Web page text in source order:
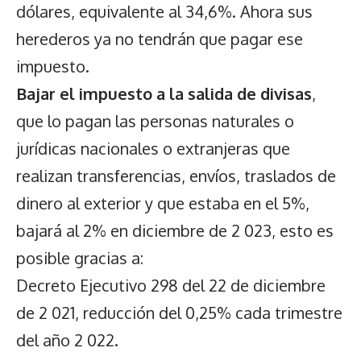
dólares, equivalente al 34,6%. Ahora sus
herederos ya no tendrán que pagar ese
impuesto.
Bajar el impuesto a la salida de divisas,
que lo pagan las personas naturales o
jurídicas nacionales o extranjeras que
realizan transferencias, envíos, traslados de
dinero al exterior y que estaba en el 5%,
bajará al 2% en diciembre de 2 023, esto es
posible gracias a:
Decreto Ejecutivo 298 del 22 de diciembre
de 2 021, reducción del 0,25% cada trimestre
del año 2 022.